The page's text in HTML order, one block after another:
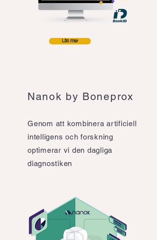
Läs mer
Nanok by Boneprox
Genom att kombinera artificiell
intelligens och forskning
optimerar vi den dagliga
diagnostiken